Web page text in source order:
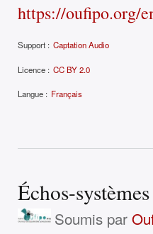
https://oufipo.org/
Support : Captation Audio
Licence : CC BY 2.0
Langue : Français
Échos-systèmes
Soumis par